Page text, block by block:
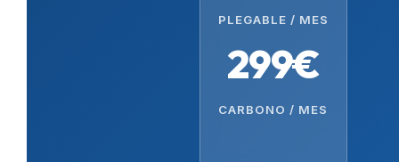
PLEGABLE / MES
299€
CARBONO / MES